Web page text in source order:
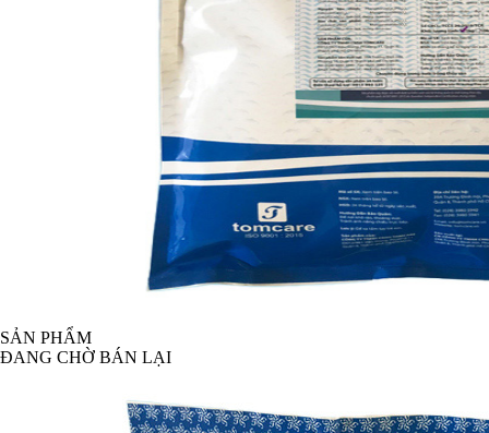
SẢN PHẨM
ĐANG CHỜ BÁN LẠI